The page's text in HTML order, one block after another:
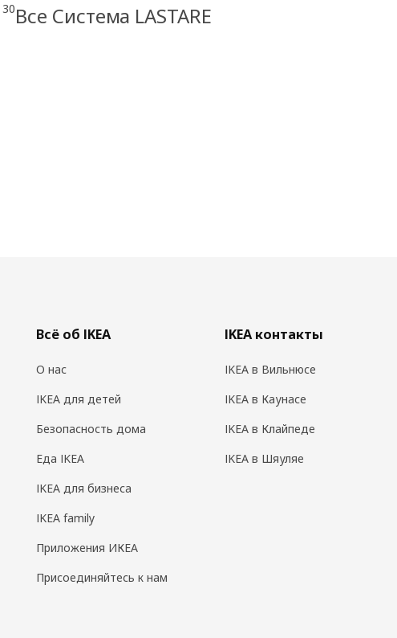
30Все Система LASTARE
Всё об IKEA
О нас
IKEA для детей
Безопасность дома
Еда IKEA
IKEA для бизнеса
IKEA family
Приложения ИКЕА
Присоединяйтесь к нам
IKEA контакты
IKEA в Вильнюсе
IKEA в Каунасе
IKEA в Клайпеде
IKEA в Шяуляе